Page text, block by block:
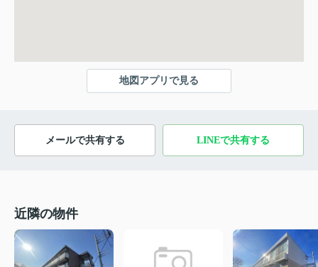
地図アプリで見る
メールで共有する LINEで共有する
近隣の物件